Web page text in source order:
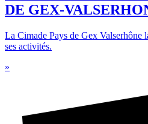
DE GEX-
La Cimade Pays de Gex Valserhône
ses activités.
»